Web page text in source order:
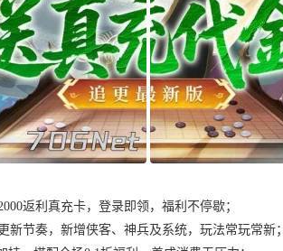
返利真充卡，登录即领，福利不停歇；
新节奏，新增侠客、神兵及系统，玩法常玩常新；